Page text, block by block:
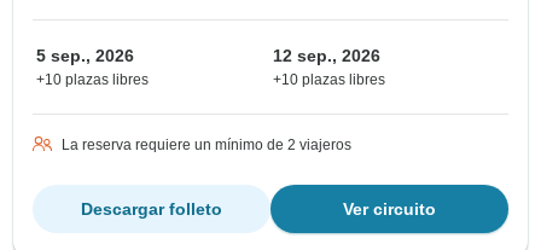
5 sep., 2026
+10 plazas libres
12 sep., 2026
+10 plazas libres
La reserva requiere un mínimo de 2 viajeros
Ver circuito
Descargar folleto